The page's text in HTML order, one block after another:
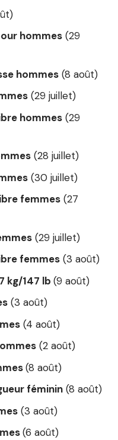
hommes (29
hommes (8 août)
(29 juillet)
hommes (29
(28 juillet)
(30 juillet)
femmes (27
(29 juillet)
femmes (3 août)
kg/147 lb (9 août)
(3 août)
(4 août)
(2 août)
(8 août)
féminin (8 août)
(3 août)
(6 août)